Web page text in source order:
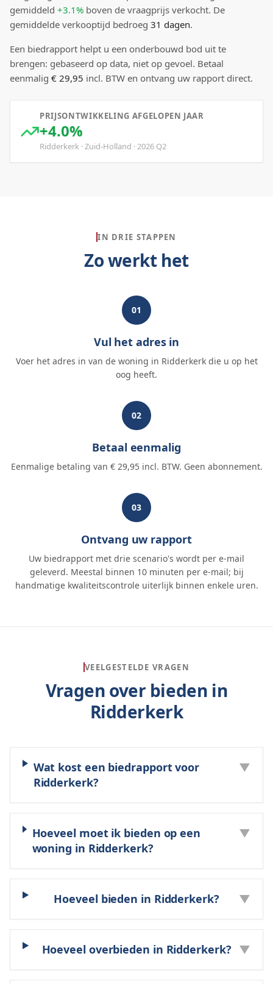
gemiddeld +3.1% boven de vraagprijs verkocht. De
gemiddelde verkooptijd bedroeg 31 dagen.
Een biedrapport helpt u een onderbouwd bod uit te
brengen: gebaseerd op data, niet op gevoel. Betaal
eenmalig € 29,95 incl. BTW en ontvang uw rapport direct.
PRIJSONTWIKKELING AFGELOPEN JAAR
+4.0%
Ridderkerk ·Zuid-Holland ·2026 Q2
IN DRIE STAPPEN
Zo werkt het
01
Vul het adres in
Voer het adres in van de woning in Ridderkerk die u op het
oog heeft.
02
Betaal eenmalig
Eenmalige betaling van € 29,95 incl. BTW. Geen abonnement.
03
Ontvang uw rapport
Uw biedrapport met drie scenario's wordt per e-mail
geleverd. Meestal binnen 10 minuten per e-mail; bij
handmatige kwaliteitscontrole uiterlijk binnen enkele uren.
VEELGESTELDE VRAGEN
Vragen over bieden in
Ridderkerk
Wat kost een biedrapport voor
Ridderkerk?
▼
Hoeveel moet ik bieden op een
woning in Ridderkerk?
▼
Hoeveel bieden in Ridderkerk? ▼
Hoeveel overbieden in Ridderkerk? ▼